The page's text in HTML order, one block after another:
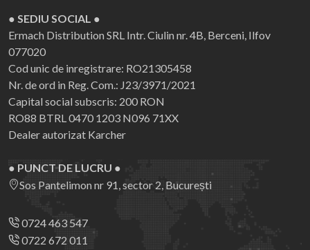
● SEDIU SOCIAL ●
Ermach Distribution SRL Intr. Ciulin nr. 4B, Berceni, Ilfov
077020
Cod unic de inregistrare: RO21305458
Nr. de ord in Reg. Com.: J23/3971/2021
Capital social subscris: 200 RON
RO88 BTRL 0470 1203 N096 71XX
Dealer autorizat Karcher
● PUNCT DE LUCRU ●
Sos Pantelimon nr 91, sector 2, București
0724 463 547
0722 672 011